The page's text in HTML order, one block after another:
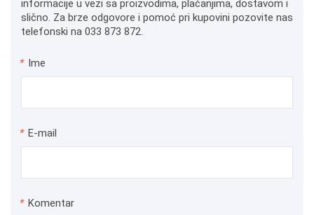
informacije u vezi sa proizvodima, plaćanjima, dostavom i
slično. Za brze odgovore i pomoć pri kupovini pozovite nas
telefonski na 033 873 872.
* Ime
* E-mail
* Komentar